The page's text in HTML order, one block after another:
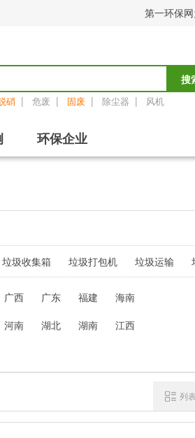
第一环保
搜
硝 | 危废 | 固废 | 除尘器 | 风机
环保企业
垃圾收集箱 垃圾打包机 垃圾运输
广西 广东 福建 海南
河南 湖北 湖南 江西
列